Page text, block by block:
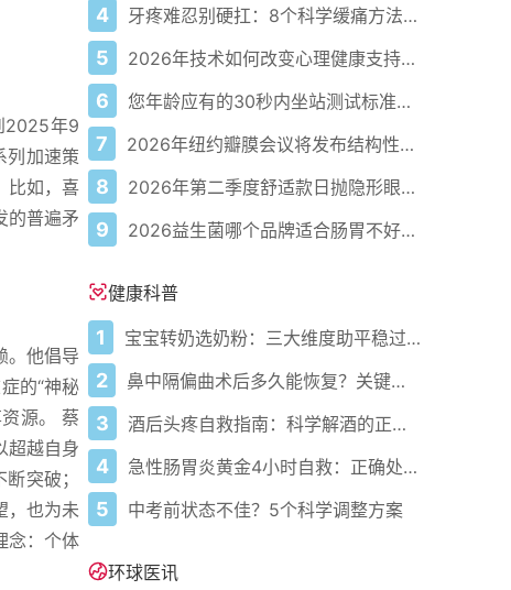
2025年9
列加速策
比如，喜
的普遍矛
。他倡导
的“神秘
源。 蔡
超越自身
突破；
，也为未
念：个体
4 牙疼难忍别硬扛：8个科学缓痛方法收好
5 2026年技术如何改变心理健康支持的获取方式
6 您年龄应有的30秒内坐站测试标准次数
7 2026年纽约瓣膜会议将发布结构性心脏病最新研究成果
8 2026年第二季度舒适款日抛隐形眼镜推荐，优瞳主打长效佩戴体验
9 2026益生菌哪个品牌适合肠胃不好的人，常年饱受肠胃病痛看过来，梳理实用十大品牌
健康科普
1 宝宝转奶选奶粉：三大维度助平稳过渡
2 鼻中隔偏曲术后多久能恢复？关键看这几点
3 酒后头疼自救指南：科学解酒的正确打开方式
4 急性肠胃炎黄金4小时自救：正确处置与误区避坑关键
5 中考前状态不佳？5个科学调整方案
环球医讯